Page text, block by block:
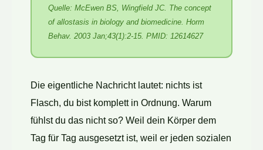
Quelle: McEwen BS, Wingfield JC. The concept
of allostasis in biology and biomedicine. Horm
Behav. 2003 Jan;43(1):2-15. PMID: 12614627
Die eigentliche Nachricht lautet: nichts ist
Flasch, du bist komplett in Ordnung. Warum
fühlst du das nicht so? Weil dein Körper dem
Tag für Tag ausgesetzt ist, weil er jeden sozialen